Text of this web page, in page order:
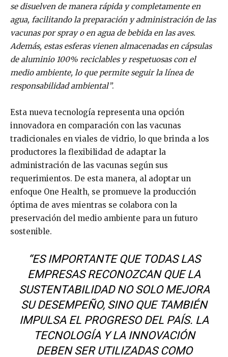
se disuelven de manera rápida y completamente en
agua, facilitando la preparación y administración de las
vacunas por spray o en agua de bebida en las aves.
Además, estas esferas vienen almacenadas en cápsulas
de aluminio 100% reciclables y respetuosas con el
medio ambiente, lo que permite seguir la línea de
responsabilidad ambiental”.
Esta nueva tecnología representa una opción
innovadora en comparación con las vacunas
tradicionales en viales de vidrio, lo que brinda a los
productores la flexibilidad de adaptar la
administración de las vacunas según sus
requerimientos. De esta manera, al adoptar un
enfoque One Health, se promueve la producción
óptima de aves mientras se colabora con la
preservación del medio ambiente para un futuro
sostenible.
“ES IMPORTANTE QUE TODAS LAS
EMPRESAS RECONOZCAN QUE LA
SUSTENTABILIDAD NO SOLO MEJORA
SU DESEMPEÑO, SINO QUE TAMBIÉN
IMPULSA EL PROGRESO DEL PAÍS. LA
TECNOLOGÍA Y LA INNOVACIÓN
DEBEN SER UTILIZADAS COMO